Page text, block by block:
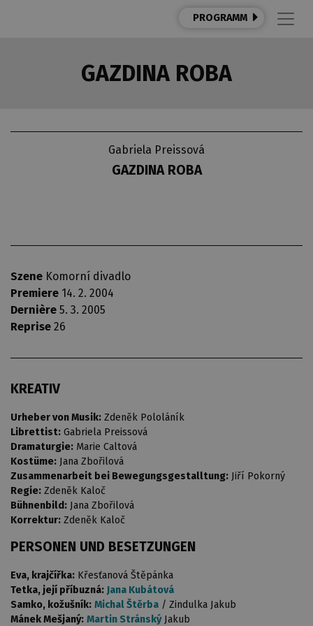
PROGRAMM
GAZDINA ROBA
Gabriela Preissová
GAZDINA ROBA
Szene Komorní divadlo
Premiere 14. 2. 2004
Dernière 5. 3. 2005
Reprise 26
KREATIV
Urheber von Musik: Zdeněk Pololáník
Librettist: Gabriela Preissová
Dramaturgie: Marie Caltová
Kostüme: Jana Zbořilová
Zusammenarbeit bei Bewegungsgestalltung: Jiří Pokorný
Regie: Zdeněk Kaloč
Bühnenbild: Jana Zbořilová
Korrektur: Zdeněk Kaloč
PERSONEN UND BESETZUNGEN
Eva, krajčířka: Křesťanová Štěpánka
Tetka, její příbuzná: Jana Kubátová
Samko, kožušník: Michal Štěrba / Zindulka Jakub
Mánek Mešjaný: Martin StránskýJakub